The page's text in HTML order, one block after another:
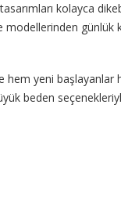
kolayca
modellerinden günlük
hem yeni
beden